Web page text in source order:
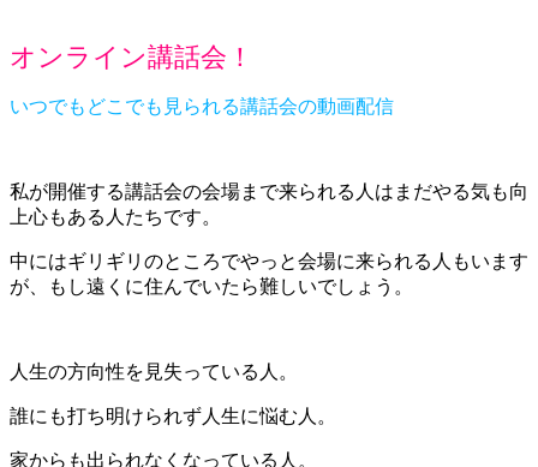
オンライン講話会！
いつでもどこでも見られる講話会の動画配信
私が開催する講話会の会場まで来られる人はまだやる気も向
上心もある人たちです。
中にはギリギリのところでやっと会場に来られる人もいます
が、もし遠くに住んでいたら難しいでしょう。
人生の方向性を見失っている人。
誰にも打ち明けられず人生に悩む人。
家からも出られなくなっている人。